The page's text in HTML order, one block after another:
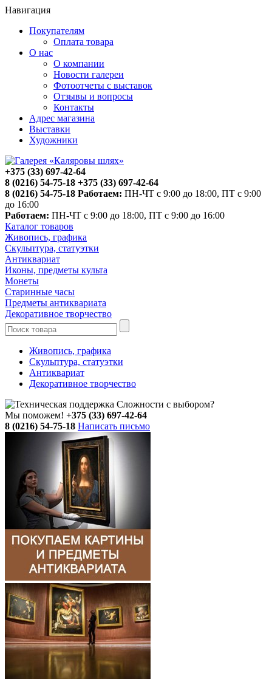
Навигация
Покупателям
Оплата товара
О нас
О компании
Новости галереи
Фотоотчеты с выставок
Отзывы и вопросы
Контакты
Адрес магазина
Выставки
Художники
+375 (33) 697-42-64
8 (0216) 54-75-18 +375 (33) 697-42-64
8 (0216) 54-75-18 Работаем: ПН-ЧТ с 9:00 до 18:00, ПТ с 9:00
до 16:00
Работаем: ПН-ЧТ с 9:00 до 18:00, ПТ с 9:00 до 16:00
Каталог товаров
Живопись, графика
Скульптура, статуэтки
Антиквариат
Иконы, предметы культа
Монеты
Старинные часы
Предметы антиквариата
Декоративное творчество
Живопись, графика
Скульптура, статуэтки
Антиквариат
Декоративное творчество
Сложности с выбором?
Мы поможем! +375 (33) 697-42-64
8 (0216) 54-75-18 Написать письмо